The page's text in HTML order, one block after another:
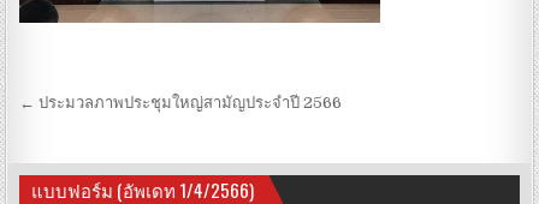
Post navigation
← ประมวลภาพประชุมใหญ่สามัญประจำปี 2566
แบบฟอร์ม (อัพเดท 1/4/2566)